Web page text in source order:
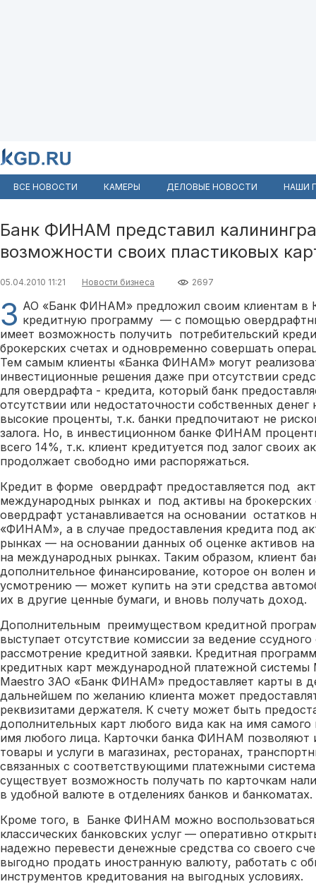
ВСЕ НОВОСТИ КАМЕРЫ ДЕЛОВЫЕ НОВОСТИ НАШИ
Банк ФИНАМ представил
возможности своих пластиковых
05.04.2010 11:21 Новости бизнеса 2697
З АО «Банк ФИНАМ» предложил своим клиентам в
кредитную программу — с помощью
имеет возможность получить потребительский
брокерских счетах и одновременно совершать
Тем самым клиенты «Банка ФИНАМ» могут
инвестиционные решения даже при отсутствии
для овердрафта - кредита, который банк
отсутствии или недостаточности собственных денег
высокие проценты, т.к. банки предпочитают не
залога. Но, в инвестиционном банке ФИНАМ
всего 14%, т.к. клиент кредитуется под залог своих
продолжает свободно ими распоряжаться.
Кредит в форме овердрафт предоставляется под
международных рынках и под активы на
овердрафт устанавливается на основании остатков
«ФИНАМ», а в случае предоставления кредита под
рынках — на основании данных об оценке активов
на международных рынках. Таким образом, клиент
дополнительное финансирование, которое он волен
усмотрению — может купить на эти средства
их в другие ценные бумаги, и вновь получать доход.
Дополнительным преимуществом кредитной
выступает отсутствие комиссии за ведение
рассмотрение кредитной заявки. Кредитная
кредитных карт международной платежной системы
Maestro ЗАО «Банк ФИНАМ» предоставляет карты в
дальнейшем по желанию клиента может
реквизитами держателя. К счету может быть
дополнительных карт любого вида как на имя самого
имя любого лица. Карточки банка ФИНАМ позволяют
товары и услуги в магазинах, ресторанах,
связанных с соответствующими платежными
существует возможность получать по карточкам
в удобной валюте в отделениях банков и банкоматах.
Кроме того, в Банке ФИНАМ можно
классических банковских услуг — оперативно
надежно перевести денежные средства со своего
выгодно продать иностранную валюту, работать с
инструментов кредитования на выгодных условиях.